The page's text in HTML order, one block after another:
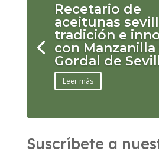
Recetario de
aceitunas
tradición e
con Manzanilla
Gordal de
Leer más
Suscríbete a